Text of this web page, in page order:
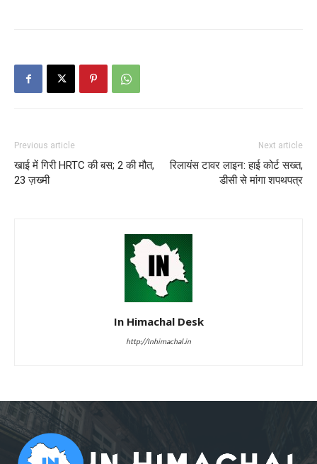
Previous article
खाई में गिरी HRTC की बस; 2 की मौत,
23 ज़ख्मी
Next article
रिलायंस टावर लाइन: हाई कोर्ट सख्त,
डीसी से मांगा शपथपत्र
In Himachal Desk
http://Inhimachal.in